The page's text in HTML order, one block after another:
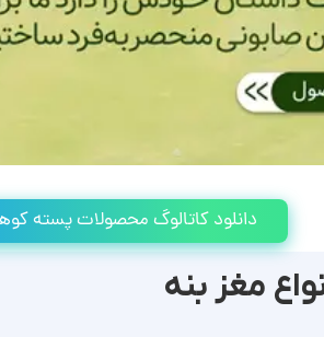
دانلود کاتالوگ محصولات پسته
مغز بنه